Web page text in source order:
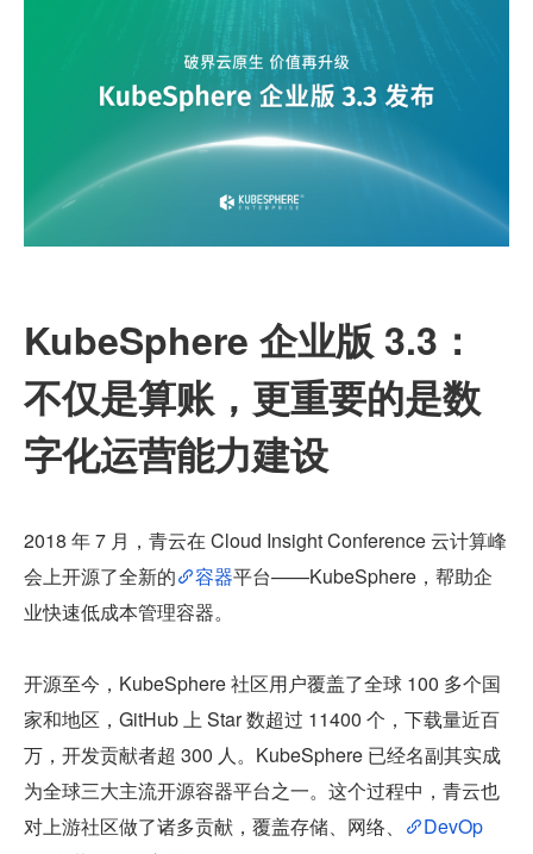
KubeSphere 企业版 3.3：
不仅是算账，更重要的是数
字化运营能力建设
2018 年 7 月，青云在 Cloud Insight Conference 云计算峰
会上开源了全新的
容器平台——KubeSphere，帮助企
业快速低成本管理容器。
开源至今，KubeSphere 社区用户覆盖了全球 100 多个国
家和地区，GitHub 上 Star 数超过 11400 个，下载量近百
万，开发贡献者超 300 人。KubeSphere 已经名副其实成
为全球三大主流开源容器平台之一。这个过程中，青云也
对上游社区做了诸多贡献，覆盖存储、网络、
DevOp